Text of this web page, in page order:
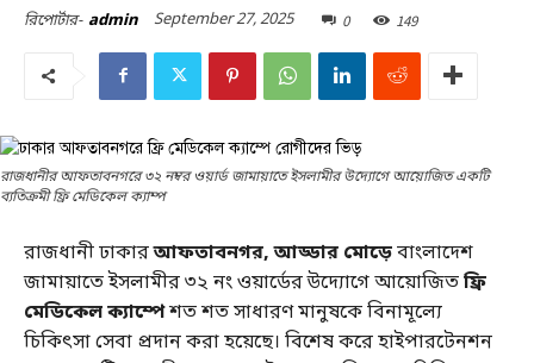
রিপোর্টার- admin September 27, 2025 0 149
রাজধানীর আফতাবনগরে ৩২ নম্বর ওয়ার্ড জামায়াতে ইসলামীর উদ্যোগে আয়োজিত একটি
ব্যতিক্রমী ফ্রি মেডিকেল ক্যাম্প
রাজধানী ঢাকারআফতাবনগর, আড্ডার মোড়েবাংলাদেশ
জামায়াতে ইসলামীর ৩২ নং ওয়ার্ডের উদ্যোগে আয়োজিতফ্রি
মেডিকেল ক্যাম্পেশত শত সাধারণ মানুষকে বিনামূল্যে
চিকিৎসা সেবা প্রদান করা হয়েছে। বিশেষ করে হাইপারটেনশন